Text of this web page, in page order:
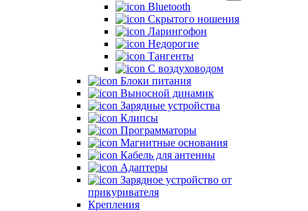
Bluetooth
Скрытого ношения
Ларингофон
Недорогие
Тангенты
С воздуховодом
Блоки питания
Выносной динамик
Зарядные устройства
Клипсы
Программаторы
Магнитные основания
Кабель для антенны
Адаптеры
Зарядное устройство от
прикуривателя
Крепления